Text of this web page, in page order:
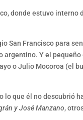
donde estuvo
San Francisco para
argentino. Y el
o Julio Mocoroa
que él no descubrió
y José Manzano,